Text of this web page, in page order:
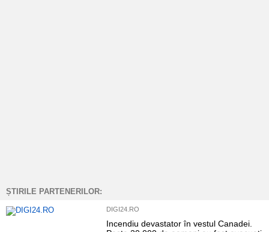
ȘTIRILE PARTENERILOR:
DIGI24.RO
Incendiu devastator în vestul Canadei.